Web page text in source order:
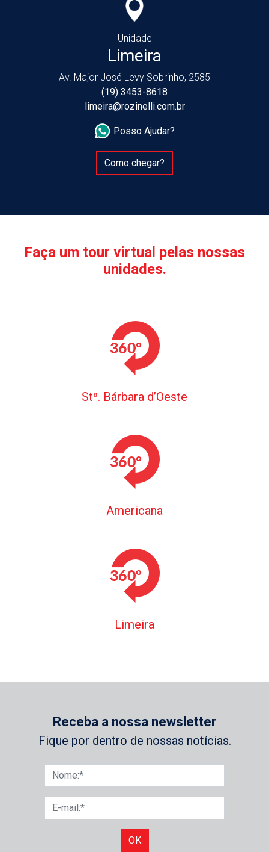
Unidade
Limeira
Av. Major José Levy Sobrinho, 2585
(19) 3453-8618
limeira@rozinelli.com.br
Posso Ajudar?
Como chegar?
Faça um tour virtual pelas nossas
unidades.
Stª. Bárbara d’Oeste
Americana
Limeira
Receba a nossa newsletter
Fique por dentro de nossas notícias.
OK